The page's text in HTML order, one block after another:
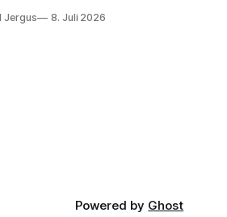
Jergus 8. Juli 2026
Powered by Ghost